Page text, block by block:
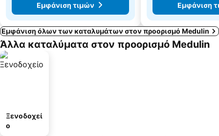
Εμφάνιση τιμών
Εμφάνιση
Εμφάνιση όλων των καταλυμάτων στον προορισμό Medulin
Άλλα καταλύματα στον προορισμό Medulin
Ξενοδοχεί
ο